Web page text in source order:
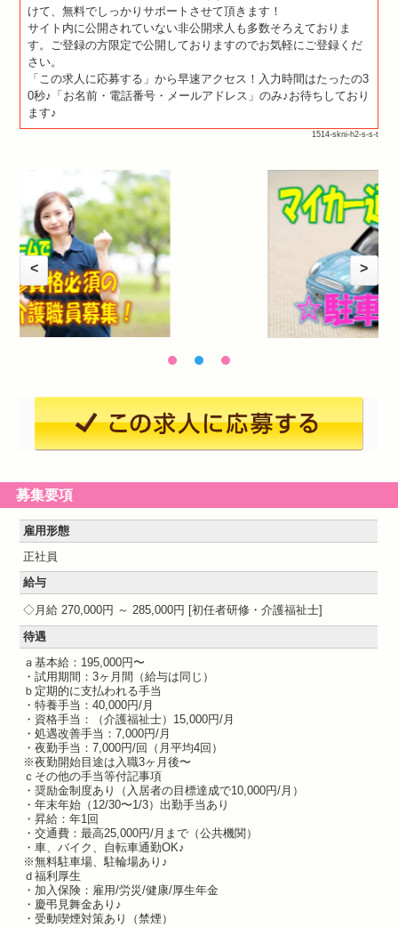
けて、無料でしっかりサポートさせて頂きます！
サイト内に公開されていない非公開求人も多数そろえておりま
す。ご登録の方限定で公開しておりますのでお気軽にご登録くだ
さい。
「この求人に応募する」から早速アクセス！入力時間はたったの3
0秒♪「お名前・電話番号・メールアドレス」のみ♪お待ちしており
ます♪
1514-skni-h2-s-s-t
< >
募集要項
雇用形態
正社員
給与
月給 270,000円 ～ 285,000円
初任者研修・介護福祉士
待遇
ａ基本給：195,000円〜
・試用期間：3ヶ月間（給与は同じ）
ｂ定期的に支払われる手当
・特養手当：40,000円/月
・資格手当：（介護福祉士）15,000円/月
・処遇改善手当：7,000円/月
・夜勤手当：7,000円/回（月平均4回）
※夜勤開始目途は入職3ヶ月後〜
ｃその他の手当等付記事項
・奨励金制度あり（入居者の目標達成で10,000円/月）
・年末年始（12/30〜1/3）出勤手当あり
・昇給：年1回
・交通費：最高25,000円/月まで（公共機関）
・車、バイク、自転車通勤OK♪
※無料駐車場、駐輪場あり♪
ｄ福利厚生
・加入保険：雇用/労災/健康/厚生年金
・慶弔見舞金あり♪
・受動喫煙対策あり（禁煙）